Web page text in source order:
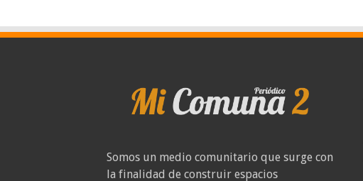
Somos un medio comunitario que surge con
la finalidad de construir espacios